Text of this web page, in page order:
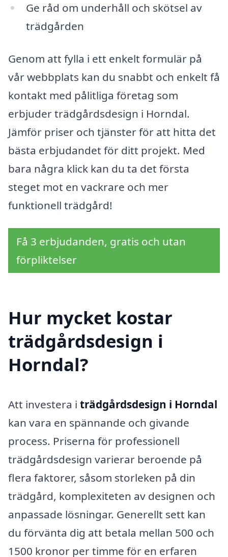
Ge råd om underhåll och skötsel av
trädgården
Genom att fylla i ett enkelt formulär på
vår webbplats kan du snabbt och enkelt få
kontakt med pålitliga företag som
erbjuder trädgårdsdesign i Horndal.
Jämför priser och tjänster för att hitta det
bästa erbjudandet för ditt projekt. Med
bara några klick kan du ta det första
steget mot en vackrare och mer
funktionell trädgård!
Få 3 erbjudanden, gratis och utan
förpliktelser
Hur mycket kostar
trädgårdsdesign i
Horndal?
Att investera i trädgårdsdesign i Horndal
kan vara en spännande och givande
process. Priserna för professionell
trädgårdsdesign varierar beroende på
flera faktorer, såsom storleken på din
trädgård, komplexiteten av designen och
anpassade lösningar. Generellt sett kan
du förvänta dig att betala mellan 500 och
1500 kronor per timme för en erfaren